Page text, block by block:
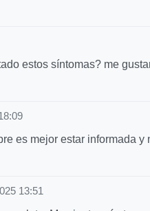
estos síntomas? me
es mejor estar informada y
13:51